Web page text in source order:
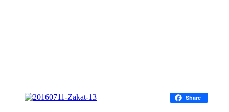
Facebook
Share